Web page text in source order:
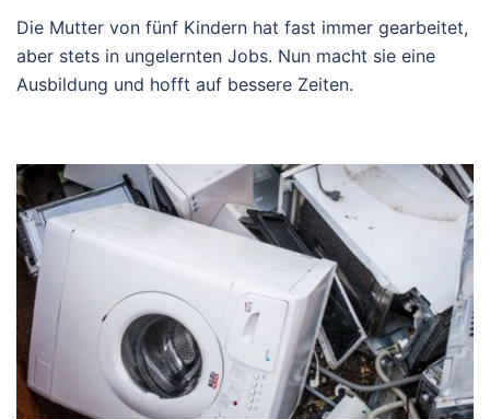
Die Mutter von fünf Kindern hat fast immer gearbeitet,
aber stets in ungelernten Jobs. Nun macht sie eine
Ausbildung und hofft auf bessere Zeiten.